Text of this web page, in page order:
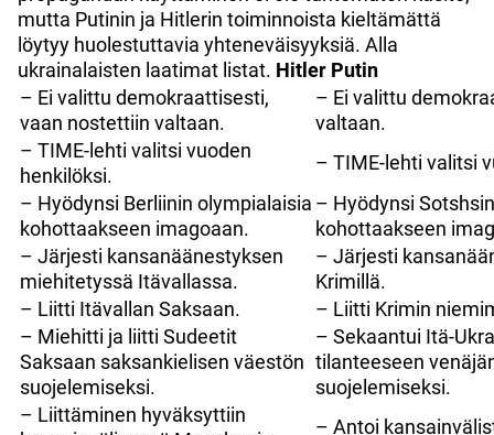
mutta Putinin ja Hitlerin toiminnoista kieltämättä
löytyy huolestuttavia yhteneväisyyksiä. Alla
ukrainalaisten laatimat listat. Hitler Putin
– Ei valittu demokraattisesti,
vaan nostettiin valtaan.
– Ei valittu
valtaan.
– TIME-lehti valitsi vuoden
henkilöksi.
– TIME-lehti valitsi
– Hyödynsi Berliinin olympialaisia
kohottaakseen imagoaan.
– Hyödynsi
kohottaakseen
– Järjesti kansanäänestyksen
miehitetyssä Itävallassa.
– Järjesti
Krimillä.
– Liitti Itävallan Saksaan.
– Liitti Krimin
– Miehitti ja liitti Sudeetit
Saksaan saksankielisen väestön
suojelemiseksi.
– Sekaantui Itä-
tilanteeseen
suojelemiseksi.
– Liittäminen hyväksyttiin
– Antoi